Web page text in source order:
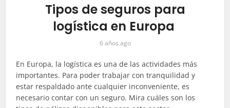
Tipos de seguros para
logística en Europa
6 años ago
En Europa, la logística es una de las actividades más
importantes. Para poder trabajar con tranquilidad y
estar respaldado ante cualquier inconveniente, es
necesario contar con un seguro. Mira cuáles son los